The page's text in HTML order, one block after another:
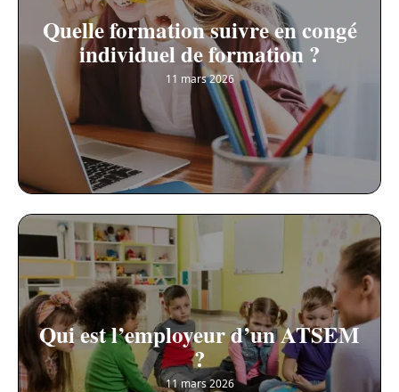
Quelle formation suivre en congé
individuel de formation ?
11 mars 2026
Qui est l’employeur d’un ATSEM
?
11 mars 2026